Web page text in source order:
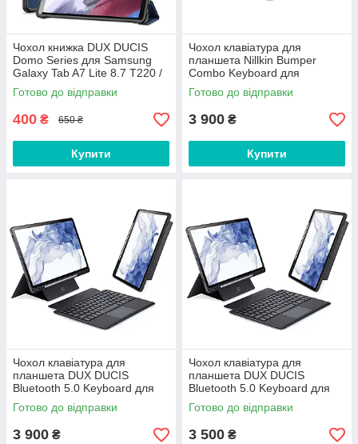
Чохол книжка DUX DUCIS
Domo Series для Samsung
Galaxy Tab A7 Lite 8.7 T220 /
T225 / T227 Blue
Готово до відправки
400 ₴ 650 ₴
Купити
Чохол клавіатура для
планшета Nillkin Bumper
Combo Keyboard для
Samsung Galaxy Tab S7 Plus /
S7 FE 12.4'' з підсвіткою
Готово до відправки
3 900 ₴
Купити
Чохол клавіатура для
планшета DUX DUCIS
Bluetooth 5.0 Keyboard для
Samsung Galaxy Tab S7 Plus /
S7 FE / S8 Plus 12.4''
Готово до відправки
3 900 ₴
Чохол клавіатура для
планшета DUX DUCIS
Bluetooth 5.0 Keyboard для
Samsung Galaxy Tab S7 / S8
11'' (X700/X706/T870/T87)
Black
Готово до відправки
3 500 ₴